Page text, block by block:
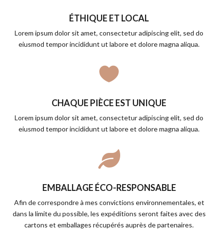
ÉTHIQUE ET LOCAL
Lorem ipsum dolor sit amet, consectetur adipiscing elit, sed do
eiusmod tempor incididunt ut labore et dolore magna aliqua.

CHAQUE PIÈCE EST UNIQUE
Lorem ipsum dolor sit amet, consectetur adipiscing elit, sed do
eiusmod tempor incididunt ut labore et dolore magna aliqua.

EMBALLAGE ÉCO-RESPONSABLE
Afin de correspondre à mes convictions environnementales, et
dans la limite du possible, les expéditions seront faites avec des
cartons et emballages récupérés auprès de partenaires.